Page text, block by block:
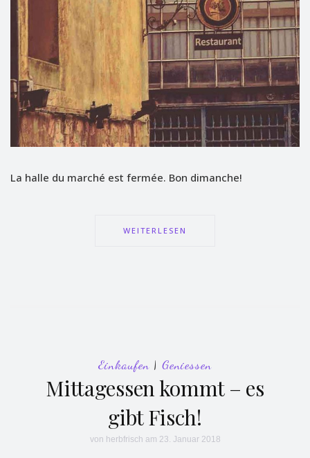
La halle du marché est fermée. Bon dimanche!
WEITERLESEN
Einkaufen | Geniessen
Mittagessen kommt – es
gibt Fisch!
von herbfrisch am 23. Januar 2018